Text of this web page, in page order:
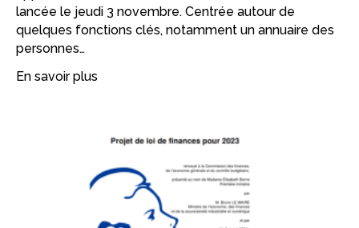
lancée le jeudi 3 novembre. Centrée autour de
quelques fonctions clés, notamment un annuaire des
personnes…
En savoir plus